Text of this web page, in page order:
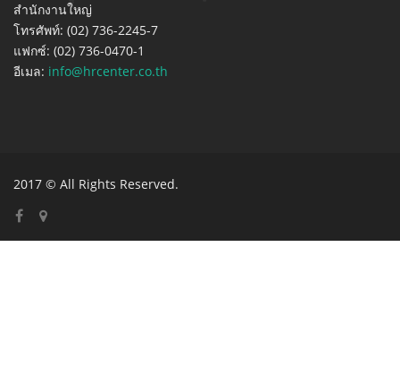
สำนักงานใหญ่
โทรศัพท์: (02) 736-2245-7
แฟกซ์: (02) 736-0470-1
อีเมล: info@hrcenter.co.th
2017 © All Rights Reserved.